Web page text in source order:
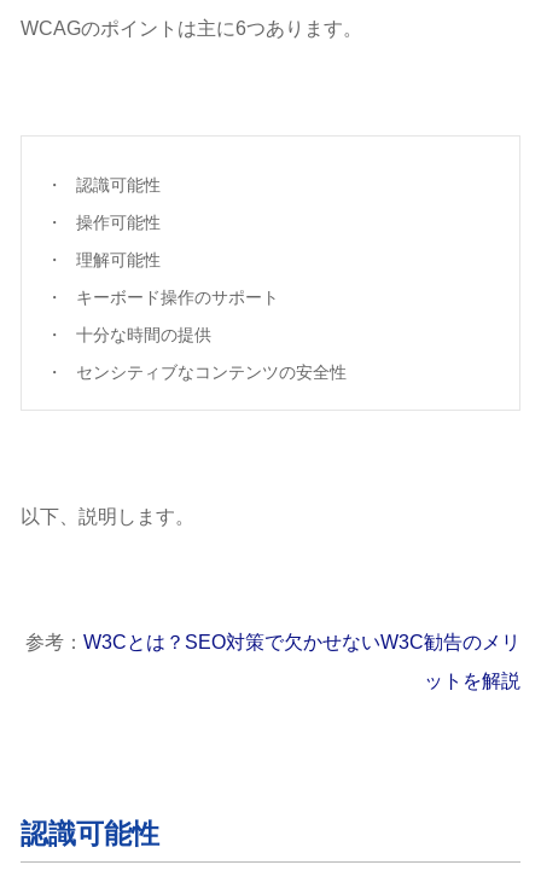
WCAGのポイントは主に6つあります。
認識可能性
操作可能性
理解可能性
キーボード操作のサポート
十分な時間の提供
センシティブなコンテンツの安全性
以下、説明します。
参考： W3Cとは？SEO対策で欠かせないW3C勧告のメリ
ットを解説
認識可能性